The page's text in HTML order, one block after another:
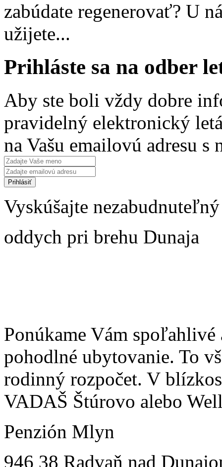
zabúdate regenerovať? U
užijete...
Prihláste sa na odber
Aby ste boli vždy dobre
pravidelný elektronický
na Vašu emailovú adresu
Vyskúšajte nezabudnuteľný
oddych pri brehu Dunaja
Ponúkame Vám
pohodlné ubytovanie. To
rodinný rozpočet. V
VADAŠ Štúrovo alebo
Penzión Mlyn
946 38 Radvaň nad